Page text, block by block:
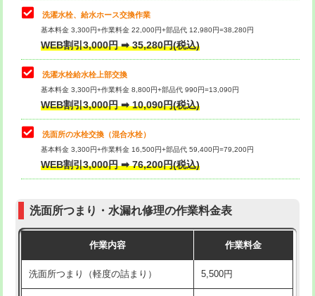
業）
排水管工事（排水管工事/3ｍまで） 55,000円
排水管工事（追加 排水管工事/3ｍ超
え）
マス交換（土の掘削・埋め戻し作業）
マス交換（深さ50㎝未満）
マス交換（深さ50㎝以上）
モルタル補修（厚さ10㎝まで） 27,500円
モルタル補修（厚さ10㎝超え） 38,500円
キッチンタンク脱着
その他部品の脱着
交換・取付（タンク）
交換・取付(単水栓（壁付・デッキ
式）)
交換・取付(混合水栓（壁付・デッキ
式・ワンホール）)
16,500円+材料費
（P/S/ポップアップ））
交換・取付（その他部品） 11,000円+材料費
持込商品取付（単水栓） 13,200円
持込商品取付（混合水栓） 16,500円
洗濯水栓、給水ホース交換作業
基本料金 3,300円+作業料金 22,000円+部品代 12,980円=38,280円
WEB割引3,000円 ➡ 35,280円(税込)
洗濯水栓給水栓上部交換
基本料金 3,300円+作業料金 8,800円+部品代 990円=13,090円
WEB割引3,000円 ➡ 10,090円(税込)
洗面所の水栓交換（混合水栓）
基本料金 3,300円+作業料金 16,500円+部品代 59,400円=79,200円
WEB割引3,000円 ➡ 76,200円(税込)
洗面所つまり・水漏れ修理の作業料金表
作業内容 作業料金
洗面所つまり（軽度の詰まり） 5,500円